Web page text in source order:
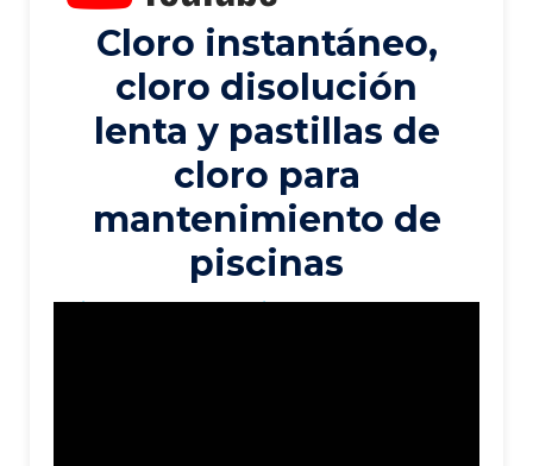
Cloro instantáneo,
cloro disolución
lenta y pastillas de
cloro para
mantenimiento de
piscinas
Mirá todos nuestros videos